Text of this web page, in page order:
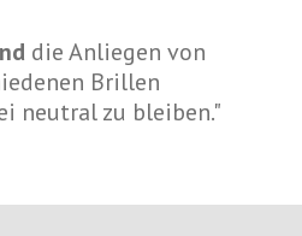
die Anliegen von
Brillen
neutral zu bleiben."